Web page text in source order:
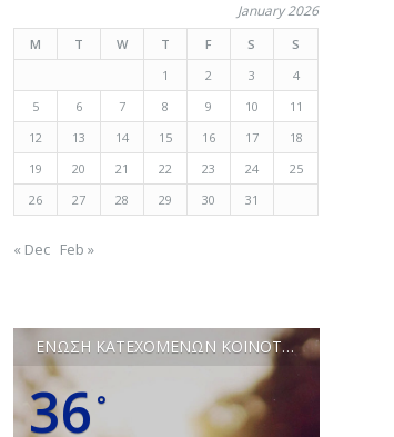
January 2026
M T W T F S
S
1
2 3
4
5
6 7 8 9 10
11
12
13 14 15 16 17
18
19
20 21 22 23 24
25
26
27 28 29 30 31
« Dec Feb »
ΕΝΩΣΗ ΚΑΤΕΧΟΜΕΝΩΝ ΚΟΙΝΟΤΗΤΩΝ ΛΕΥΚΩΣΙΑΣ
36 °